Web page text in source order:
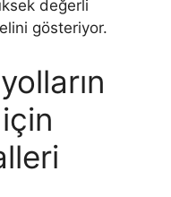
değerli
gösteriyor.